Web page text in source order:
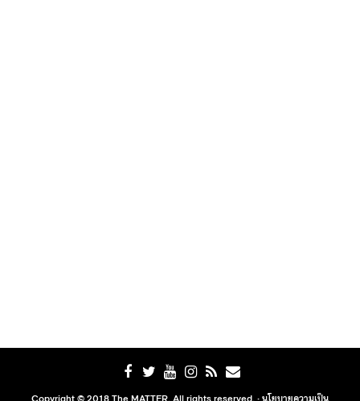
Copyright © 2018 The MATTER. All rights reserved. ·นโยบายความเป็น